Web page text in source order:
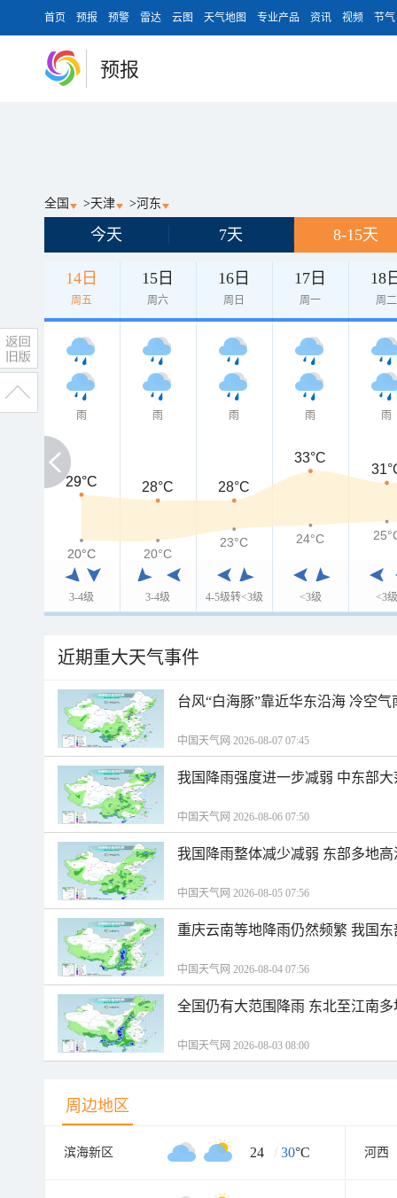
首页 预报 预警 雷达 云图 天气地图 专业产品 资讯 视频 节气
预报
全国 >天津 >河东
今天 7天 8-15天
14日
周五
15日
周六
16日
周日
17日
周一
18
周二
雨
3-4级
雨
3-4级
雨
4-5级转<3级
雨
<3级
雨
<3级
29°C
29°C 28°C 28°C
33°C
20°C
20°C 20°C
23°C 24°C
近期重大天气事件
台风“白海豚”靠近华东沿海 冷空
中国天气网 2026-08-07 07:45
我国降雨强度进一步减弱 中东部
中国天气网 2026-08-06 07:50
我国降雨整体减少减弱 东部多地
中国天气网 2026-08-05 07:56
重庆云南等地降雨仍然频繁 我国
中国天气网 2026-08-04 07:56
全国仍有大范围降雨 东北至江南
中国天气网 2026-08-03 08:00
周边地区
滨海新区 24 / 30°C 河西